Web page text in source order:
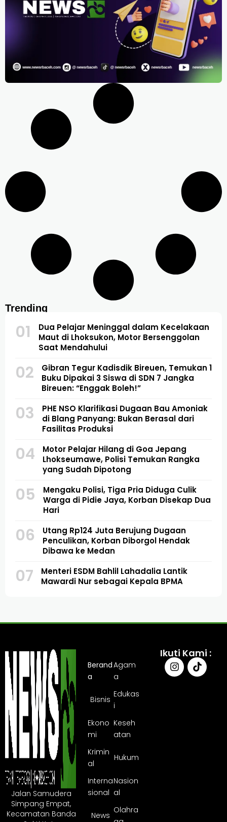
Trending
01
Dua Pelajar Meninggal dalam Kecelakaan
Maut di Lhoksukon, Motor Bersenggolan
Saat Mendahului
02
Gibran Tegur Kadisdik Bireuen, Temukan 1
Buku Dipakai 3 Siswa di SDN 7 Jangka
Bireuen: “Enggak Boleh!”
03
PHE NSO Klarifikasi Dugaan Bau Amoniak
di Blang Panyang: Bukan Berasal dari
Fasilitas Produksi
04
Motor Pelajar Hilang di Goa Jepang
Lhokseumawe, Polisi Temukan Rangka
yang Sudah Dipotong
05
Mengaku Polisi, Tiga Pria Diduga Culik
Warga di Pidie Jaya, Korban Disekap Dua
Hari
06
Utang Rp124 Juta Berujung Dugaan
Penculikan, Korban Diborgol Hendak
Dibawa ke Medan
07
Menteri ESDM Bahlil Lahadalia Lantik
Mawardi Nur sebagai Kepala BPMA
Jalan Samudera
Simpang Empat,
Kecamatan Banda
Berand
a
Agam
a
Bisnis
Edukas
i
Ekono
mi
Keseh
atan
Krimin
al
Hukum
Interna
sional
Nasion
al
News
Olahra
Ikuti Kami :